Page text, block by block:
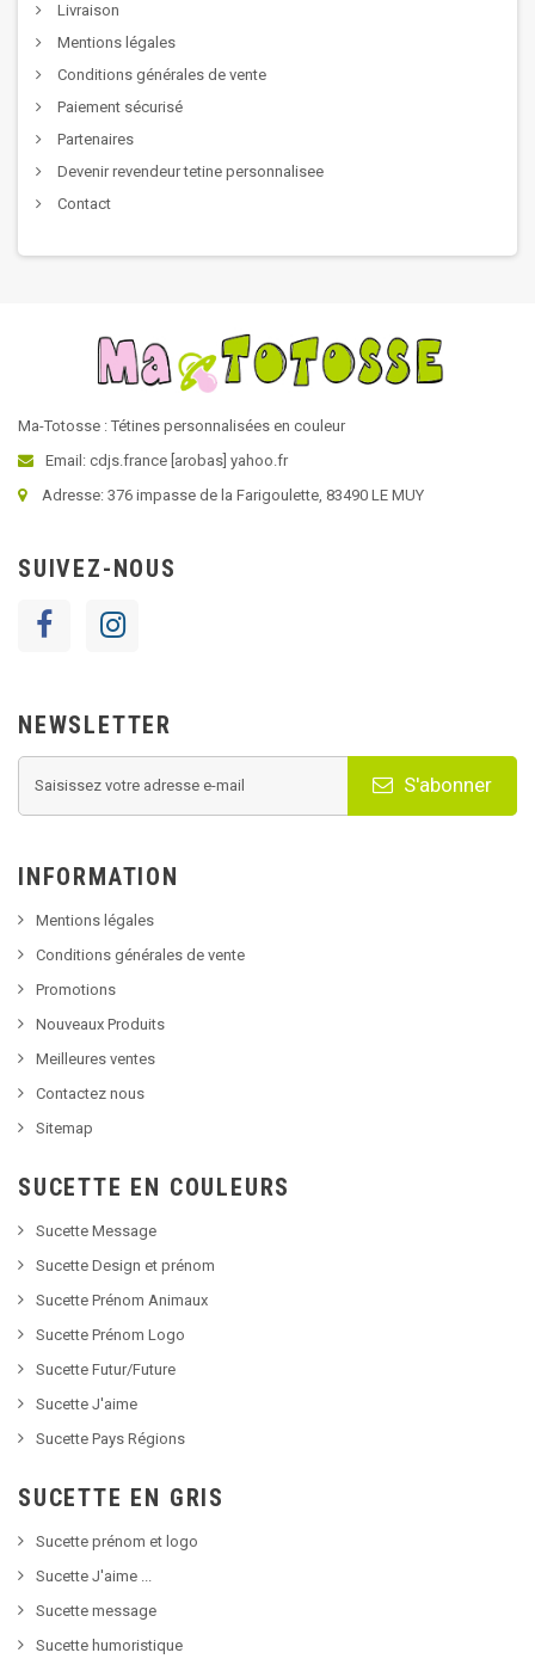
Livraison
Mentions légales
Conditions générales de vente
Paiement sécurisé
Partenaires
Devenir revendeur tetine personnalisee
Contact
Ma-Totosse : Tétines personnalisées en couleur
Email: cdjs.france [arobas] yahoo.fr
Adresse: 376 impasse de la Farigoulette, 83490 LE MUY
SUIVEZ-NOUS
NEWSLETTER
S'abonner
INFORMATION
Mentions légales
Conditions générales de vente
Promotions
Nouveaux Produits
Meilleures ventes
Contactez nous
Sitemap
SUCETTE EN COULEURS
Sucette Message
Sucette Design et prénom
Sucette Prénom Animaux
Sucette Prénom Logo
Sucette Futur/Future
Sucette J'aime
Sucette Pays Régions
SUCETTE EN GRIS
Sucette prénom et logo
Sucette J'aime ...
Sucette message
Sucette humoristique